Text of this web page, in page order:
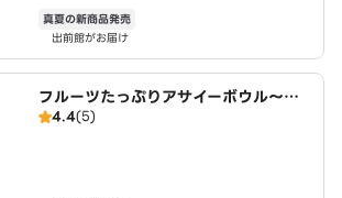
真夏の新商品発売
出前館がお届け
フルーツたっぷりアサイーボウル～ワ
イキキ・ボウルズ 三郷駅店
4.4(5)